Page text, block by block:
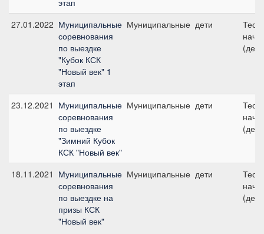
этап
27.01.2022 Муниципальные
соревнования
по выездке
"Кубок КСК
"Новый век" 1
этап
Муниципальные дети
Тест
23.12.2021 Муниципальные
соревнования
по выездке
"Зимний Кубок
КСК "Новый век"
Муниципальные дети
Тест
18.11.2021 Муниципальные
соревнования
по выездке на
призы КСК
"Новый век"
Муниципальные дети
Тест